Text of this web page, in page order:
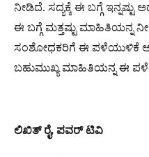
ನೀಡಿದೆ. ಸದ್ಯಕ್ಕೆ ಈ ಬಗ್ಗೆ
ಈ ಬಗ್ಗೆ ಮತ್ತಷ್ಟು ಮಾಹಿತಿಯನ್ನ
ಸಂಶೋಧಕರಿಗೆ ಈ ಪಳೆಯುಳಿಕೆ
ಬಹುಮುಖ್ಯ ಮಾಹಿತಿಯನ್ನ ಈ
ಲಿಖಿತ್​​ ರೈ, ಪವರ್​ ಟಿವಿ